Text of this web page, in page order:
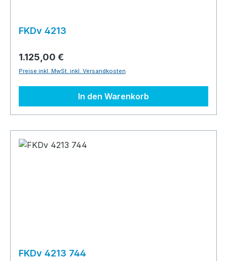
FKDv 4213
1.125,00 €
Preise inkl. MwSt. inkl. Versandkosten
In den Warenkorb
FKDv 4213 744